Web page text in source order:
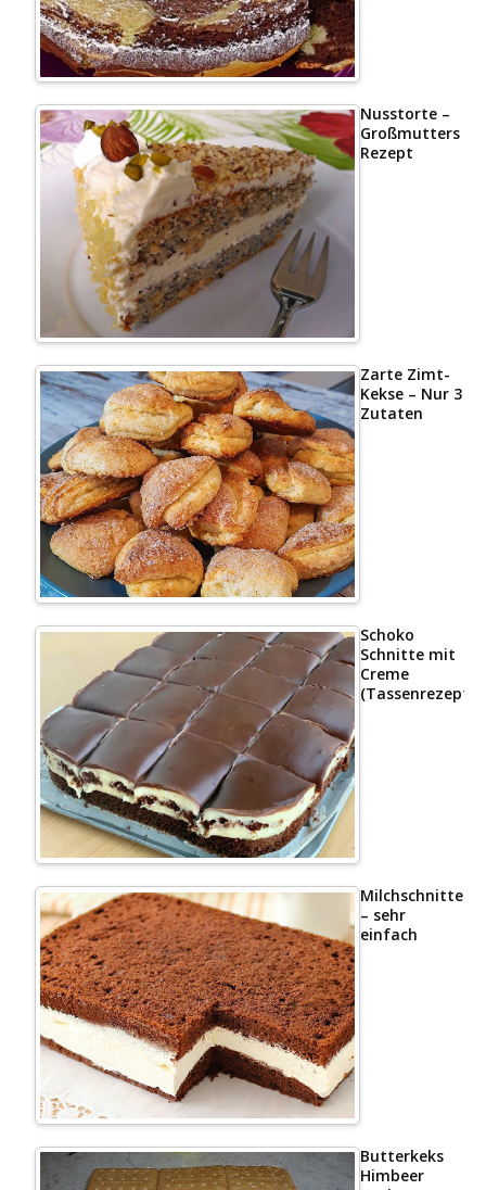
Nusstorte –
Großmutters
Rezept
Zarte Zimt-
Kekse – Nur 3
Zutaten
Schoko
Schnitte mit
Creme
(Tassenrezept)
– sehr
einfach
Butterkeks
Himbeer